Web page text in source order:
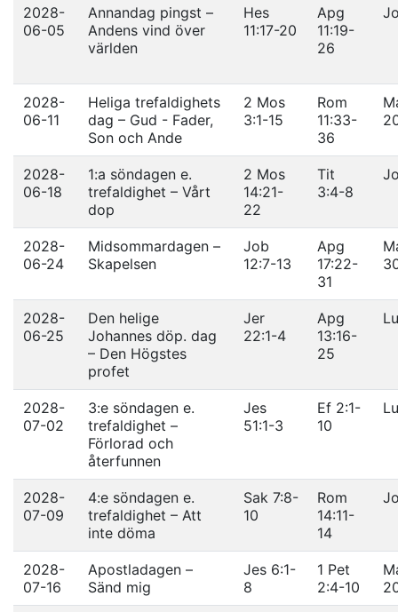
2028-
06-05
Annandag pingst –
Andens vind över
världen
Hes
11:17-20
Apg
11:19-
26
2028-
06-11
Heliga trefaldighets
dag – Gud - Fader,
Son och Ande
2 Mos
3:1-15
Rom
11:33-
36
2028-
06-18
1:a söndagen e.
trefaldighet – Vårt
dop
2 Mos
14:21-
22
Tit
3:4-8
2028-
06-24
Midsommardagen –
Skapelsen
Job
12:7-13
Apg
17:22-
31
2028-
06-25
Den helige
Johannes döp. dag
– Den Högstes
profet
Jer
22:1-4
Apg
13:16-
25
2028-
07-02
3:e söndagen e.
trefaldighet –
Förlorad och
återfunnen
Jes
51:1-3
Ef 2:1-
10
2028-
07-09
4:e söndagen e.
trefaldighet – Att
inte döma
Sak 7:8-
10
Rom
14:11-
14
2028-
07-16
Apostladagen –
Sänd mig
Jes 6:1-
8
1 Pet
2:4-10